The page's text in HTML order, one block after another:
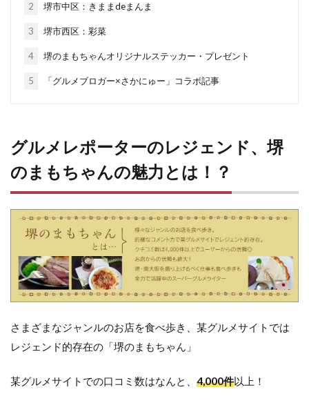
2 堺市中区：きままdeまんま
3 堺市西区：彩菜
4 堺のまもちゃんオリジナルステッカー・プレゼント
5 「グルメブロガー×さかにゅー」コラボ記事
グルメレポーターのレジェンド、堺
のまもちゃんの魅力とは！？
さまざまなジャンルのお店を食べ歩き、某グルメサイトでは
レジェンド的存在の「堺のまもちゃん」
某グルメサイトでの口コミ数はなんと、 4,000件以上！